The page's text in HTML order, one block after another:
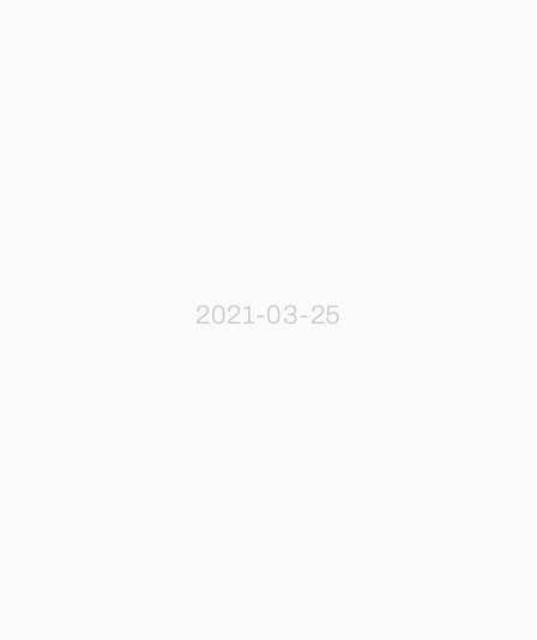
2021-03-25